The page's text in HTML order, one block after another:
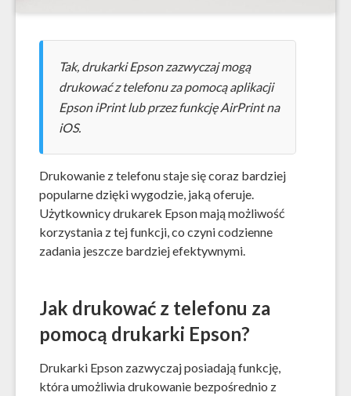
Tak, drukarki Epson zazwyczaj mogą
drukować z telefonu za pomocą aplikacji
Epson iPrint lub przez funkcję AirPrint na
iOS.
Drukowanie z telefonu staje się coraz bardziej
popularne dzięki wygodzie, jaką oferuje.
Użytkownicy drukarek Epson mają możliwość
korzystania z tej funkcji, co czyni codzienne
zadania jeszcze bardziej efektywnymi.
Jak drukować z telefonu za
pomocą drukarki Epson?
Drukarki Epson zazwyczaj posiadają funkcję,
która umożliwia drukowanie bezpośrednio z